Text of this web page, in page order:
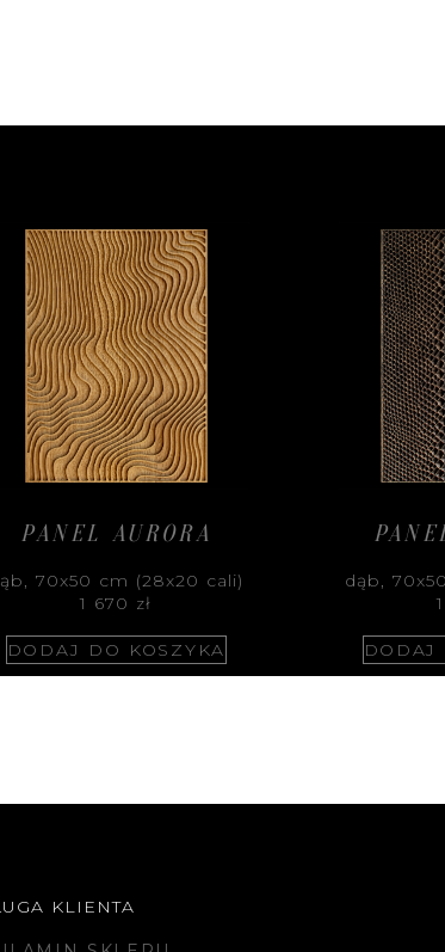
PANEL AURORA
70x50 cm (28x20 cali)
1 670 zł
DODAJ DO KOSZYKA
dąb,
DODAJ
KLIENTA